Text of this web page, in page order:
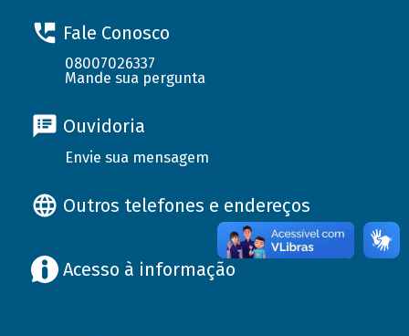
Fale Conosco
08007026337
Mande sua pergunta
Ouvidoria
Envie sua mensagem
Outros telefones e endereços
Acesso à informação